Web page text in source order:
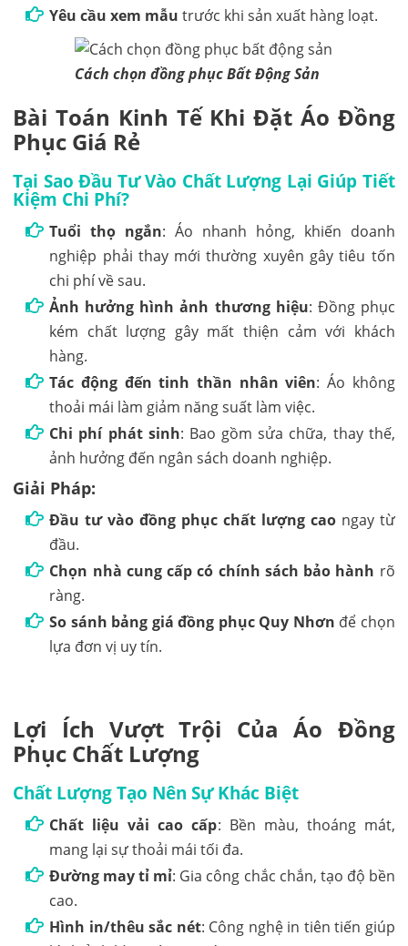
Yêu cầu xem mẫu trước khi sản xuất hàng loạt.
Cách chọn đồng phục Bất Động Sản
Bài Toán Kinh Tế Khi Đặt Áo Đồng
Phục Giá Rẻ
Tại Sao Đầu Tư Vào Chất Lượng Lại Giúp Tiết
Kiệm Chi Phí?
Tuổi thọ ngắn: Áo nhanh hỏng, khiến doanh
nghiệp phải thay mới thường xuyên gây tiêu tốn
chi phí về sau.
Ảnh hưởng hình ảnh thương hiệu: Đồng phục
kém chất lượng gây mất thiện cảm với khách
hàng.
Tác động đến tinh thần nhân viên: Áo không
thoải mái làm giảm năng suất làm việc.
Chi phí phát sinh: Bao gồm sửa chữa, thay thế,
ảnh hưởng đến ngân sách doanh nghiệp.
Giải Pháp:
Đầu tư vào đồng phục chất lượng caongay từ
đầu.
Chọn nhà cung cấp có chính sách bảo hành rõ
ràng.
So sánh bảng giá đồng phục Quy Nhơn để chọn
lựa đơn vị uy tín.
Lợi Ích Vượt Trội Của Áo Đồng
Phục Chất Lượng
Chất Lượng Tạo Nên Sự Khác Biệt
Chất liệu vải cao cấp: Bền màu, thoáng mát,
mang lại sự thoải mái tối đa.
Đường may tỉ mỉ: Gia công chắc chắn, tạo độ bền
cao.
Hình in/thêu sắc nét: Công nghệ in tiên tiến giúp